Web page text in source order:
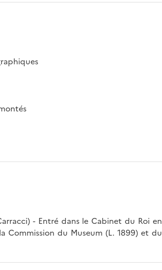
- Entré dans le Cabinet du Roi en
Commission du Museum (L. 1899) et du